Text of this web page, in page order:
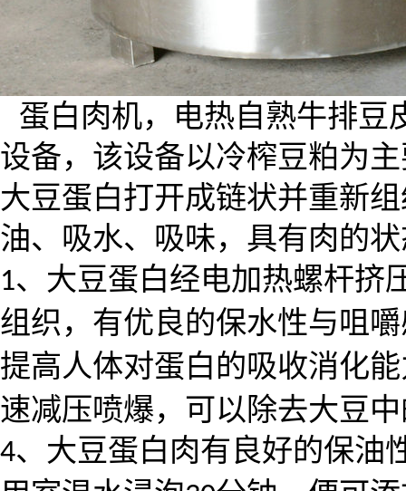
蛋白肉机，电热自熟牛排豆
设备，该设备以冷榨豆粕为
大豆蛋白打开成链状并重新
油、吸水、吸味，具有肉的
1、大豆蛋白经电加热螺杆挤
组织，有优良的保水性与咀
提高人体对蛋白的吸收消化
速减压喷爆，可以除去大豆
4、大豆蛋白肉有良好的保油